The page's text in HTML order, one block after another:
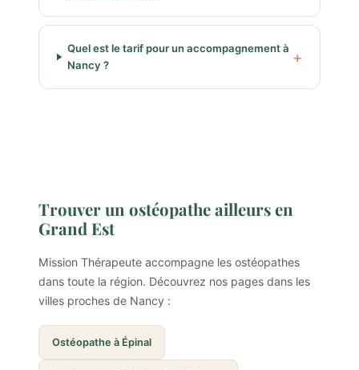
Quel est le tarif pour un accompagnement à
Nancy ?
Trouver un ostéopathe ailleurs en
Grand Est
Mission Thérapeute accompagne les ostéopathes
dans toute la région. Découvrez nos pages dans les
villes proches de Nancy :
Ostéopathe à Épinal